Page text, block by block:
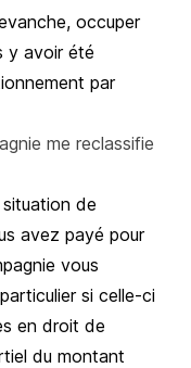
occuper
y avoir été
par
me reclassifie
de
avez payé pour
vous
si celle-ci
en droit de
du montant